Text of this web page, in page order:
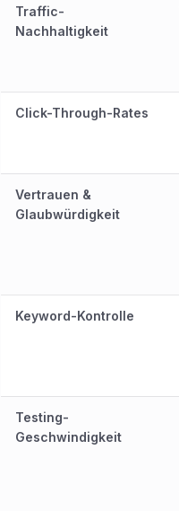
Traffic-
Nachhaltigkeit
Click-Through-Rates
Vertrauen &
Glaubwürdigkeit
Keyword-Kontrolle
Testing-
Geschwindigkeit